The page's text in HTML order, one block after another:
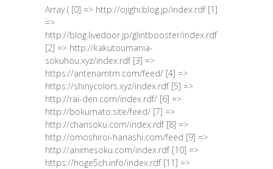
Array ( [0] => http://ojighi.blog.jp/index.rdf [1]
=>
http://blog.livedoor.jp/glintbooster/index.rdf
[2] => http://kakutoumania-
sokuhou.xyz/index.rdf [3] =>
https://antenamtm.com/feed/ [4] =>
https://shinycolors.xyz/index.rdf [5] =>
http://rai-den.com/index.rdf/ [6] =>
http://bokumato.site/feed/ [7] =>
http://chansoku.com/index.rdf [8] =>
http://omoshiroi-hanashi.com/feed [9] =>
http://animesoku.com/index.rdf [10] =>
https://hoge5ch.info/index.rdf [11] =>